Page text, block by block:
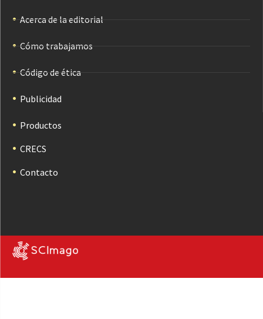
Acerca de la editorial
Cómo trabajamos
Código de ética
Publicidad
Productos
CRECS
Contacto